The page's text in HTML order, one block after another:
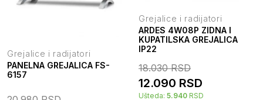
Grejalice i radijatori
PANELNA GREJALICA FS-
6157
Grejalice i radijatori
ARDES 4W08P ZIDNA I
KUPATILSKA GREJALICA
IP22
18.030RSD
12.090 RSD
Ušteda: 5.940 RSD